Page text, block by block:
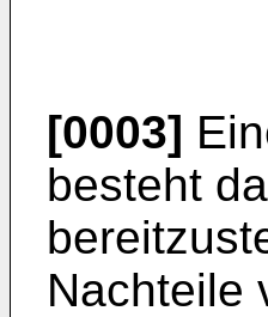
[0003]
besteht
Nachteile